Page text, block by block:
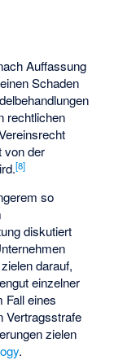
Auffassung
Schaden
rechtlichen
von der
[8]
so
diskutiert
darauf,
einzelner
Fall eines
Vertragsstrafe
zielen
.